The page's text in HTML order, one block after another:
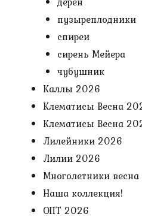
пузыреплодники
спиреи
сирень Мейера
чубушник
Каллы 2026
Клематисы Весна
Клематисы Весна
Лилейники 2026
Лилии 2026
Многолетники
Наша коллекция!
ОПТ 2026